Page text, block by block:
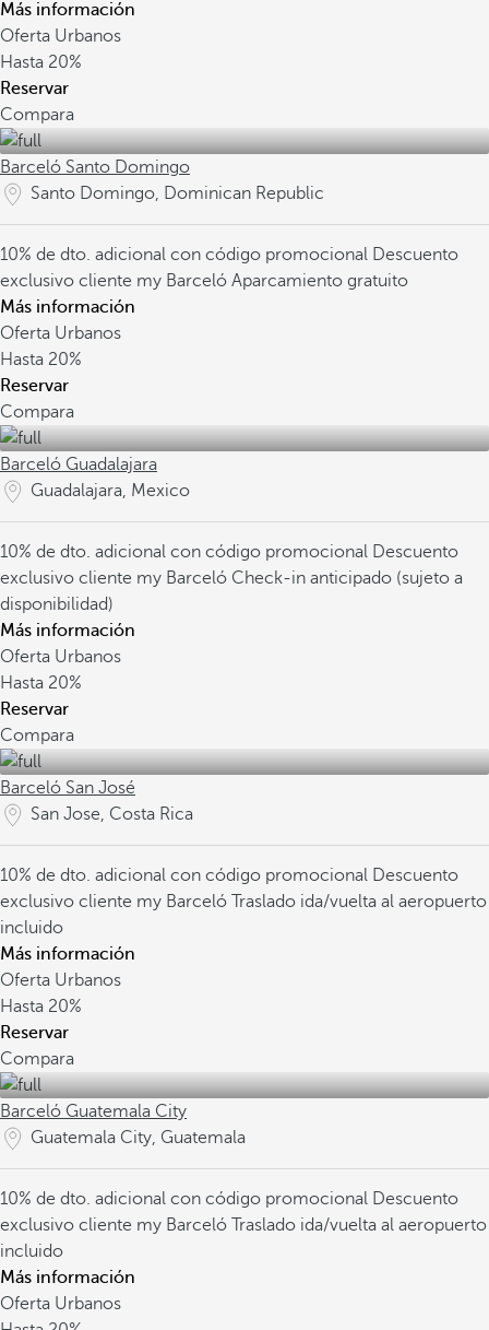
Más información
Oferta Urbanos
Hasta 20%
Reservar
Compara
Barceló Santo Domingo
Santo Domingo, Dominican Republic
10% de dto. adicional con código promocional Descuento
exclusivo cliente my Barceló Aparcamiento gratuito
Más información
Oferta Urbanos
Hasta 20%
Reservar
Compara
Barceló Guadalajara
Guadalajara, Mexico
10% de dto. adicional con código promocional Descuento
exclusivo cliente my Barceló Check-in anticipado (sujeto a
disponibilidad)
Más información
Oferta Urbanos
Hasta 20%
Reservar
Compara
Barceló San José
San Jose, Costa Rica
10% de dto. adicional con código promocional Descuento
exclusivo cliente my Barceló Traslado ida/vuelta al aeropuerto
incluido
Más información
Oferta Urbanos
Hasta 20%
Reservar
Compara
Barceló Guatemala City
Guatemala City, Guatemala
10% de dto. adicional con código promocional Descuento
exclusivo cliente my Barceló Traslado ida/vuelta al aeropuerto
incluido
Más información
Oferta Urbanos